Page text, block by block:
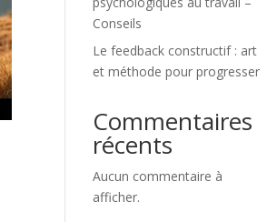
Conseils
Le feedback constructif : art
et méthode pour progresser
Commentaires
récents
Aucun commentaire à
afficher.